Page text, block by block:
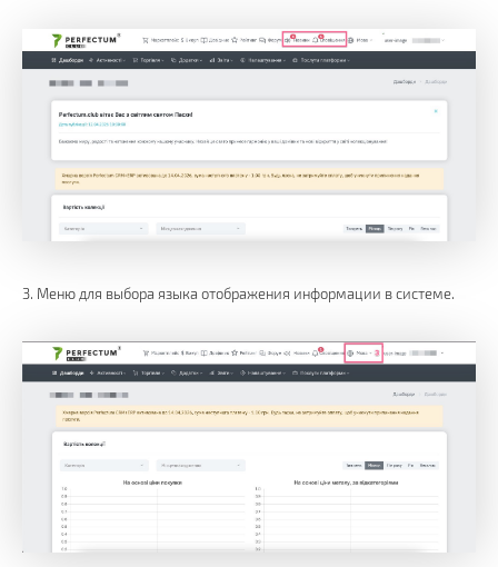
3. Меню для выбора языка отображения информации в системе.